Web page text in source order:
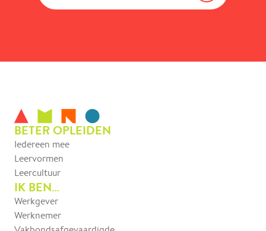
BETER OPLEIDEN
Iedereen mee
Leervormen
Leercultuur
IK BEN…
Werkgever
Werknemer